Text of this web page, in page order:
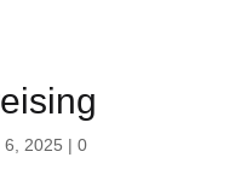
6, 2025 | 0